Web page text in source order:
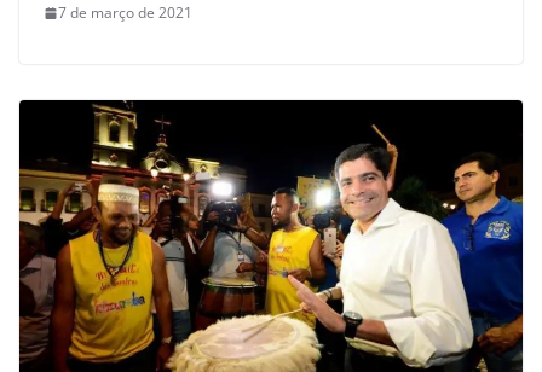
7 de março de 2021